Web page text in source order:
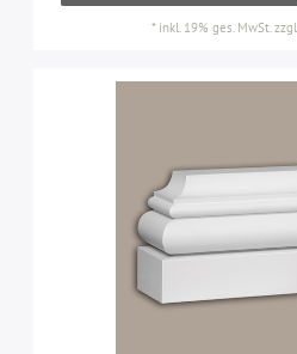
* inkl. 19% ges. MwSt. zzgl.